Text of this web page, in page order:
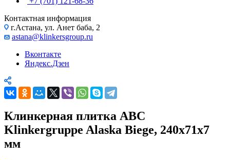
Контактная информация
г.Астана, ул. Анет баба, 2
astana@klinkersgroup.ru
Вконтакте
Яндекс.Дзен
Клинкерная плитка ABC
Klinkergruppe Alaska Biege, 240х71х7
мм